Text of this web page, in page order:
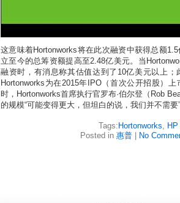
这意味着Hortonworks将在此次融资中获得总额
立至今的总筹资额提高至2.48亿美元。当
融资时，有消息称其估值达到了10亿美元以上；
Hortonworks为在2015年IPO（首次公开招股）
时，Hortonworks首席执行官罗布·伯尔登（Rob
的规模“可能变得更大，但坦白的说，我们并不需
Tags: Hortonworks, HP
Posted in 惠普 No